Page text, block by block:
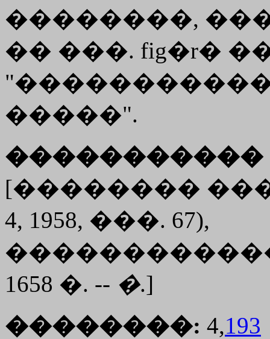
��������,
�� ���. fig�r� ��
�����".
�����������
[��������
4, 1958, ���. 67),
1658 �. -- �.]
��������: 4,193